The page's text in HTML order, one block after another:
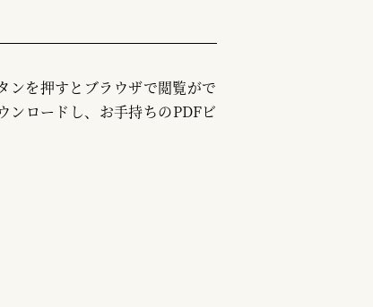
ンを押すとブラウザで閲覧がで
ンロードし、お手持ちのPDFビ